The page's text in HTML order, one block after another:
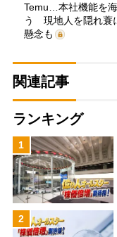
Temu…本社機能を
う 現地人を隠れ蓑
懸念も
関連記事
ランキング
1
2